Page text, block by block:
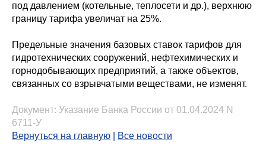
под давлением (котельные, теплосети и др.), верхнюю
границу тарифа увеличат на 25%.
Предельные значения базовых ставок тарифов для
гидротехнических сооружений, нефтехимических и
горнодобывающих предприятий, а также объектов,
связанных со взрывчатыми веществами, не изменят.
Документ: Указание Банка России от 01.04.2024 N
6711-У
Вернуться на главную
Все новости